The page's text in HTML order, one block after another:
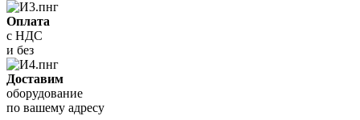
Оплата
с НДС
и без
Доставим
оборудование
по вашему адресу